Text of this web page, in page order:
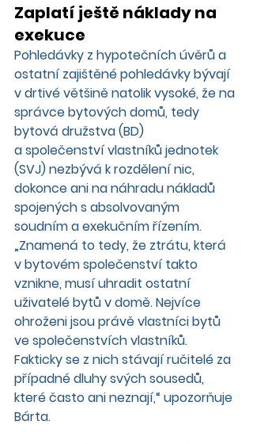
Zaplatí ještě náklady na
exekuce
Pohledávky z hypotečních úvěrů a
ostatní zajištěné pohledávky bývají
v drtivé většině natolik vysoké, že na
správce bytových domů, tedy
bytová družstva (BD)
a společenství vlastníků jednotek
(SVJ) nezbývá k rozdělení nic,
dokonce ani na náhradu nákladů
spojených s absolvovaným
soudním a exekučním řízením.
„Znamená to tedy, že ztrátu, která
v bytovém společenství takto
vznikne, musí uhradit ostatní
uživatelé bytů v domě. Nejvíce
ohroženi jsou právě vlastníci bytů
ve společenstvích vlastníků.
Fakticky se z nich stávají ručitelé za
případné dluhy svých sousedů,
které často ani neznají,“ upozorňuje
Bárta.